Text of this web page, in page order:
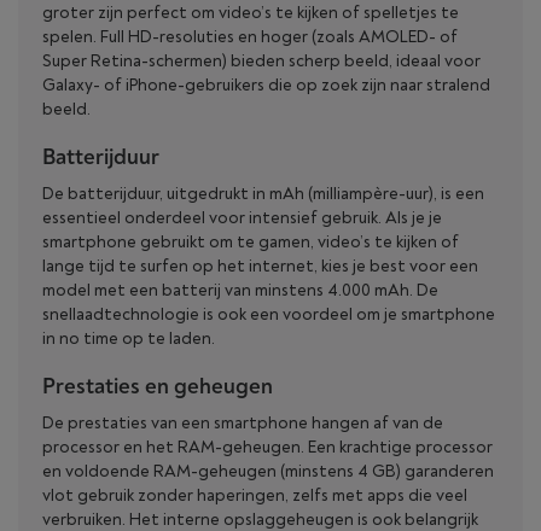
groter zijn perfect om video’s te kijken of spelletjes te
spelen. Full HD-resoluties en hoger (zoals AMOLED- of
Super Retina-schermen) bieden scherp beeld, ideaal voor
Galaxy- of iPhone-gebruikers die op zoek zijn naar stralend
beeld.
Batterijduur
De batterijduur, uitgedrukt in mAh (milliampère-uur), is een
essentieel onderdeel voor intensief gebruik. Als je je
smartphone gebruikt om te gamen, video’s te kijken of
lange tijd te surfen op het internet, kies je best voor een
model met een batterij van minstens 4.000 mAh. De
snellaadtechnologie is ook een voordeel om je smartphone
in no time op te laden.
Prestaties en geheugen
De prestaties van een smartphone hangen af van de
processor en het RAM-geheugen. Een krachtige processor
en voldoende RAM-geheugen (minstens 4 GB) garanderen
vlot gebruik zonder haperingen, zelfs met apps die veel
verbruiken. Het interne opslaggeheugen is ook belangrijk